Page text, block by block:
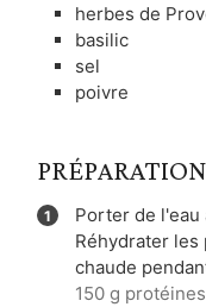
herbes de
basilic
sel
poivre
PRÉPARATION
Porter de l'eau
Réhydrater les
chaude
150 g